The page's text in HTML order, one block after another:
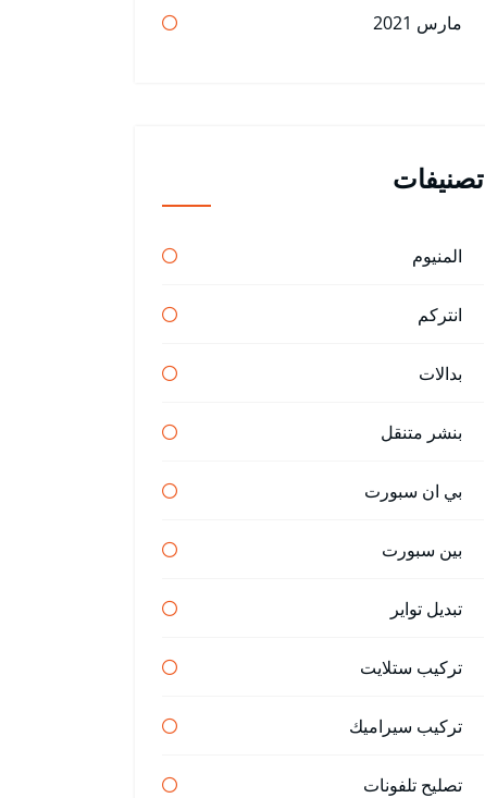
مارس 2021
تصنيفات
المنيوم
انتركم
بدالات
بنشر متنقل
بي ان سبورت
بين سبورت
تبديل تواير
تركيب ستلايت
تركيب سيراميك
تصليح تلفونات